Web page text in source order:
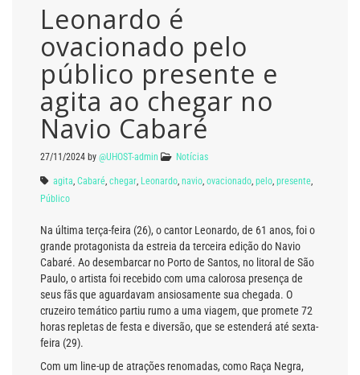
Leonardo é
ovacionado pelo
público presente e
agita ao chegar no
Navio Cabaré
27/11/2024 by @UHOST-admin Notícias
agita Cabaré chegar Leonardo navio ovacionado pelo presente
Público
Na última terça-feira (26), o cantor Leonardo, de 61 anos, foi o
grande protagonista da estreia da terceira edição do Navio
Cabaré. Ao desembarcar no Porto de Santos, no litoral de São
Paulo, o artista foi recebido com uma calorosa presença de
seus fãs que aguardavam ansiosamente sua chegada. O
cruzeiro temático partiu rumo a uma viagem, que promete 72
horas repletas de festa e diversão, que se estenderá até sexta-
feira (29).
Com um line-up de atrações renomadas, como Raça Negra,